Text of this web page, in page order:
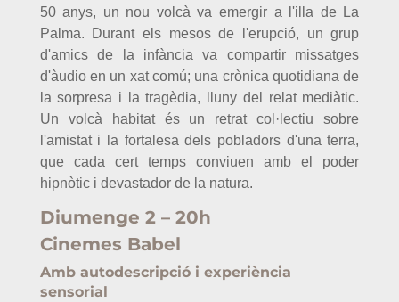
50 anys, un nou volcà va emergir a l'illa de La
Palma. Durant els mesos de l'erupció, un grup
d'amics de la infància va compartir missatges
d'àudio en un xat comú; una crònica quotidiana de
la sorpresa i la tragèdia, lluny del relat mediàtic.
Un volcà habitat és un retrat col·lectiu sobre
l'amistat i la fortalesa dels pobladors d'una terra,
que cada cert temps conviuen amb el poder
hipnòtic i devastador de la natura.
Diumenge 2 – 20h
Cinemes Babel
Amb autodescripció i experiència
sensorial